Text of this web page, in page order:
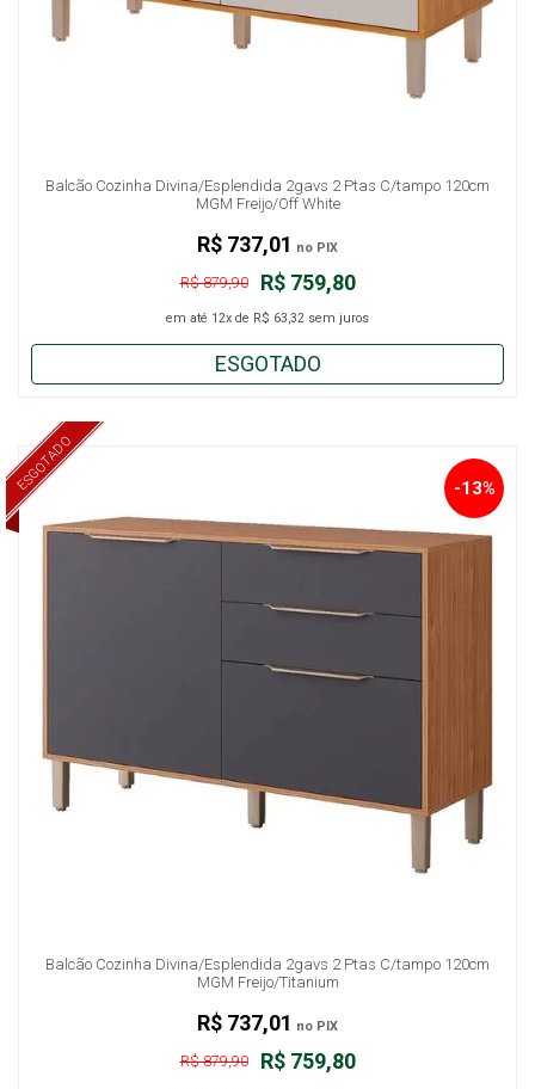
Balcão Cozinha Divina/Esplendida 2gavs 2 Ptas C/tampo 120cm
MGM Freijo/Off White
R$ 759,80
R$ 879,90
em até 12x de R$ 63,32 sem juros
R$ 737,01 no PIX
ESGOTADO
ESGOTADO
Balcão Cozinha Divina/Esplendida 2gavs 2 Ptas C/tampo 120cm
MGM Freijo/Titanium
R$ 759,80
R$ 879,90
-13%
R$ 737,01 no PIX